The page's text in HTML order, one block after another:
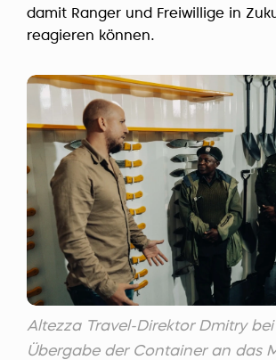
damit Ranger und Freiwillige in
reagieren können.
Altezza Travel-Direktor Dmitry
Übergabe der Container an das